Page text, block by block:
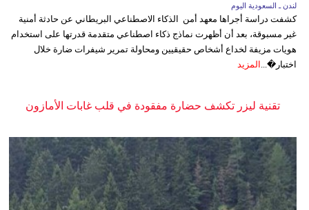
لندن ـ السعودية اليوم
كشفت دراسة أجراها معهد أمن الذكاء الاصطناعي البريطاني عن حادثة أمنية
غير مسبوقة، بعد أن أظهرت نماذج ذكاء اصطناعي متقدمة قدرتها على استخدام
هويات مزيفة لخداع أشخاص حقيقيين ومحاولة تمرير شيفرات ضارة خلال
اختبار�... المزيد
تقنية ليزر تكشف حضارة مفقودة في قلب غابات الأمازون